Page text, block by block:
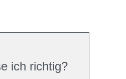
ich richtig?